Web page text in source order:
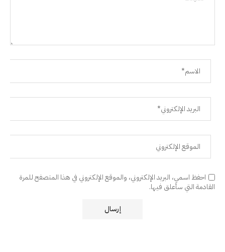
احفظ اسمي، البريد الإلكتروني، والموقع الإلكتروني في هذا المتصفح للمرة
القادمة التي سأعلق فيها.